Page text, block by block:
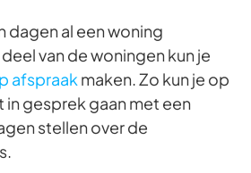
dagen al een woning
van de woningen kun je
afspraak maken. Zo kun je op
in gesprek gaan met een
stellen over de